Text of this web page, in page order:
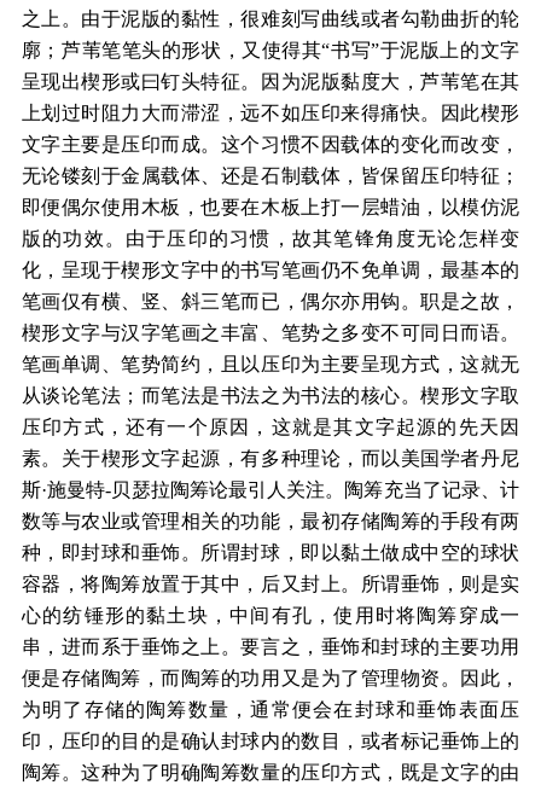
之上。由于泥版的黏性，很难刻写曲线或者勾勒曲折的轮
廓；芦苇笔笔头的形状，又使得其“书写”于泥版上的文字
呈现出楔形或曰钉头特征。因为泥版黏度大，芦苇笔在其
上划过时阻力大而滞涩，远不如压印来得痛快。因此楔形
文字主要是压印而成。这个习惯不因载体的变化而改变，
无论镂刻于金属载体、还是石制载体，皆保留压印特征；
即便偶尔使用木板，也要在木板上打一层蜡油，以模仿泥
版的功效。由于压印的习惯，故其笔锋角度无论怎样变
化，呈现于楔形文字中的书写笔画仍不免单调，最基本的
笔画仅有横、竖、斜三笔而已，偶尔亦用钩。职是之故，
楔形文字与汉字笔画之丰富、笔势之多变不可同日而语。
笔画单调、笔势简约，且以压印为主要呈现方式，这就无
从谈论笔法；而笔法是书法之为书法的核心。楔形文字取
压印方式，还有一个原因，这就是其文字起源的先天因
素。关于楔形文字起源，有多种理论，而以美国学者丹尼
斯·施曼特-贝瑟拉陶筹论最引人关注。陶筹充当了记录、计
数等与农业或管理相关的功能，最初存储陶筹的手段有两
种，即封球和垂饰。所谓封球，即以黏土做成中空的球状
容器，将陶筹放置于其中，后又封上。所谓垂饰，则是实
心的纺锤形的黏土块，中间有孔，使用时将陶筹穿成一
串，进而系于垂饰之上。要言之，垂饰和封球的主要功用
便是存储陶筹，而陶筹的功用又是为了管理物资。因此，
为明了存储的陶筹数量，通常便会在封球和垂饰表面压
印，压印的目的是确认封球内的数目，或者标记垂饰上的
陶筹。这种为了明确陶筹数量的压印方式，既是文字的由